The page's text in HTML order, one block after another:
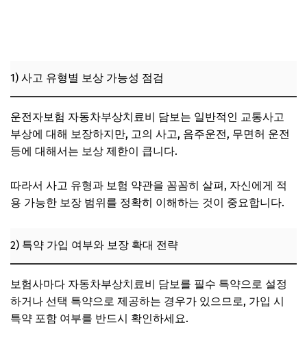
1) 사고 유형별 보상 가능성 점검
운전자보험 자동차부상치료비 담보는 일반적인 교통사고
부상에 대해 보장하지만, 고의 사고, 음주운전, 무면허 운전
등에 대해서는 보상 제한이 큽니다.
따라서 사고 유형과 보험 약관을 꼼꼼히 살펴, 자신에게 적
용 가능한 보장 범위를 정확히 이해하는 것이 중요합니다.
2) 특약 가입 여부와 보장 확대 전략
보험사마다 자동차부상치료비 담보를 필수 특약으로 설정
하거나 선택 특약으로 제공하는 경우가 있으므로, 가입 시
특약 포함 여부를 반드시 확인하세요.